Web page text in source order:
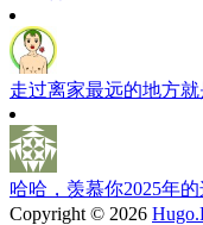
走过离家最远的地方
哈哈，羡慕你2025年的
Copyright © 2026